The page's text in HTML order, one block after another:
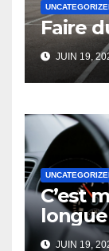
Faire
JUIN 19,
C’est
leasing
JUIN 19,